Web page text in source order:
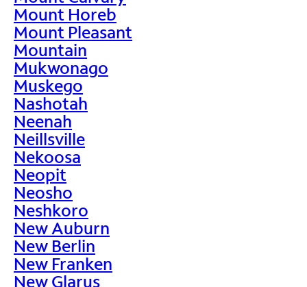
Mount Horeb
Mount Pleasant
Mountain
Mukwonago
Muskego
Nashotah
Neenah
Neillsville
Nekoosa
Neopit
Neosho
Neshkoro
New Auburn
New Berlin
New Franken
New Glarus